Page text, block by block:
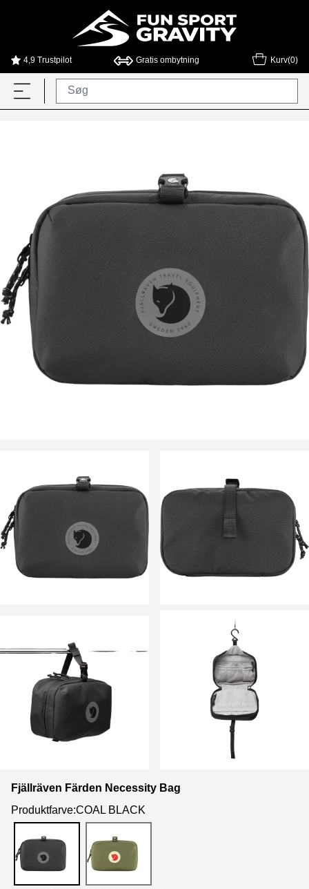
4,9 Trustpilot Gratis ombytning Kurv(0)
Fjällräven Färden Necessity Bag
Produktfarve:COAL BLACK